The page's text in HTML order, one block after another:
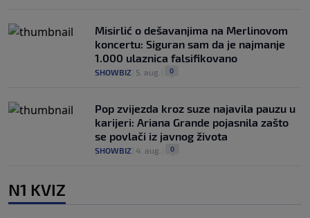
Misirlić o dešavanjima na Merlinovom
koncertu: Siguran sam da je najmanje
1.000 ulaznica falsifikovano
SHOWBIZ 5. aug. 0
Pop zvijezda kroz suze najavila pauzu u
karijeri: Ariana Grande pojasnila zašto
se povlači iz javnog života
SHOWBIZ 4. aug. 0
N1 KVIZ